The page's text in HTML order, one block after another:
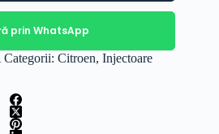
prin WhatsApp
Categorii: Citroen, Injectoare